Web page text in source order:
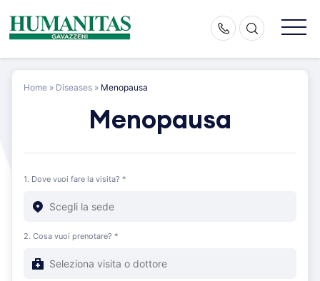
content
Home » Diseases » Menopausa
Menopausa
1. Dove vuoi fare la visita? *
2. Cosa vuoi prenotare? *